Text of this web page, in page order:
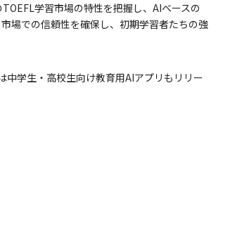
学習市場の特性を把握し、AIベースの
場での信頼性を確保し、初期学習者たちの強
学生・高校生向け教育用AIアプリもリリー